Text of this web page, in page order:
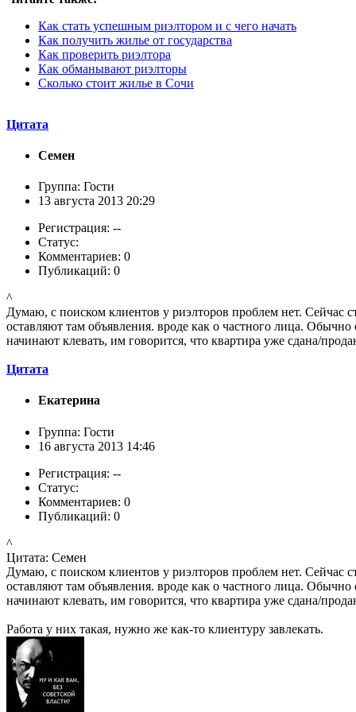
Как стать успешным риэлтором и с чего начать
Как получить жилье от государства
Как проверить риэлтора
Как обманывают риэлторы
Сколько стоит жилье в Сочи
Цитата
Семен
Группа: Гости
13 августа 2013 20:29
Регистрация: --
Статус:
Комментариев: 0
Публикаций: 0
^
Думаю, с поиском клиентов у риэлторов проблем нет. Сейчас
оставляют там объявления. вроде как о частного лица.
начинают клевать, им говорится, что квартира уже сдана/
Цитата
Екатерина
Группа: Гости
16 августа 2013 14:46
Регистрация: --
Статус:
Комментариев: 0
Публикаций: 0
^
Цитата: Семен
Думаю, с поиском клиентов у риэлторов проблем нет. Сейчас
оставляют там объявления. вроде как о частного лица.
начинают клевать, им говорится, что квартира уже сдана/
Работа у них такая, нужно же как-то клиентуру завлекать.